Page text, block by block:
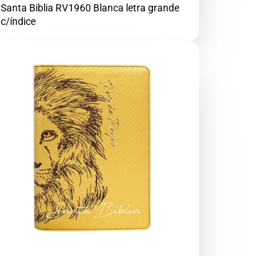
venta
Santa Biblia RV1960 Blanca letra grande
c/índice